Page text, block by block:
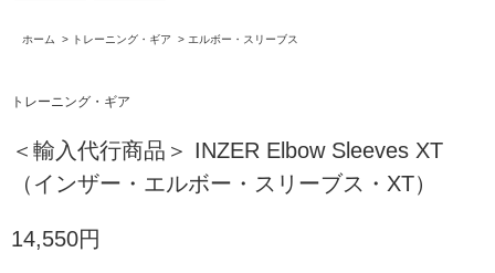
ホーム > トレーニング・ギア > エルボー・スリーブス
トレーニング・ギア
＜輸入代行商品＞ INZER Elbow Sleeves XT
（インザー・エルボー・スリーブス・XT）
14,550円